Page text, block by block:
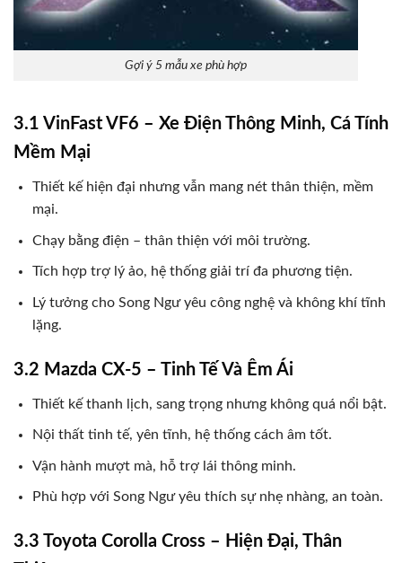
Gợi ý 5 mẫu xe phù hợp
3.1 VinFast VF6 – Xe Điện Thông Minh, Cá Tính
Mềm Mại
Thiết kế hiện đại nhưng vẫn mang nét thân thiện, mềm
mại.
Chạy bằng điện – thân thiện với môi trường.
Tích hợp trợ lý ảo, hệ thống giải trí đa phương tiện.
Lý tưởng cho Song Ngư yêu công nghệ và không khí tĩnh
lặng.
3.2 Mazda CX-5 – Tinh Tế Và Êm Ái
Thiết kế thanh lịch, sang trọng nhưng không quá nổi bật.
Nội thất tinh tế, yên tĩnh, hệ thống cách âm tốt.
Vận hành mượt mà, hỗ trợ lái thông minh.
Phù hợp với Song Ngư yêu thích sự nhẹ nhàng, an toàn.
3.3 Toyota Corolla Cross – Hiện Đại, Thân